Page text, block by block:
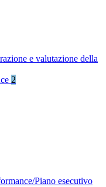
e valutazione della
2
Piano esecutivo